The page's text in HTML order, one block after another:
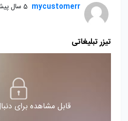
mycustomerr 5 سال پیش
تیزر تبلیغاتی
قابل مشاهده برای